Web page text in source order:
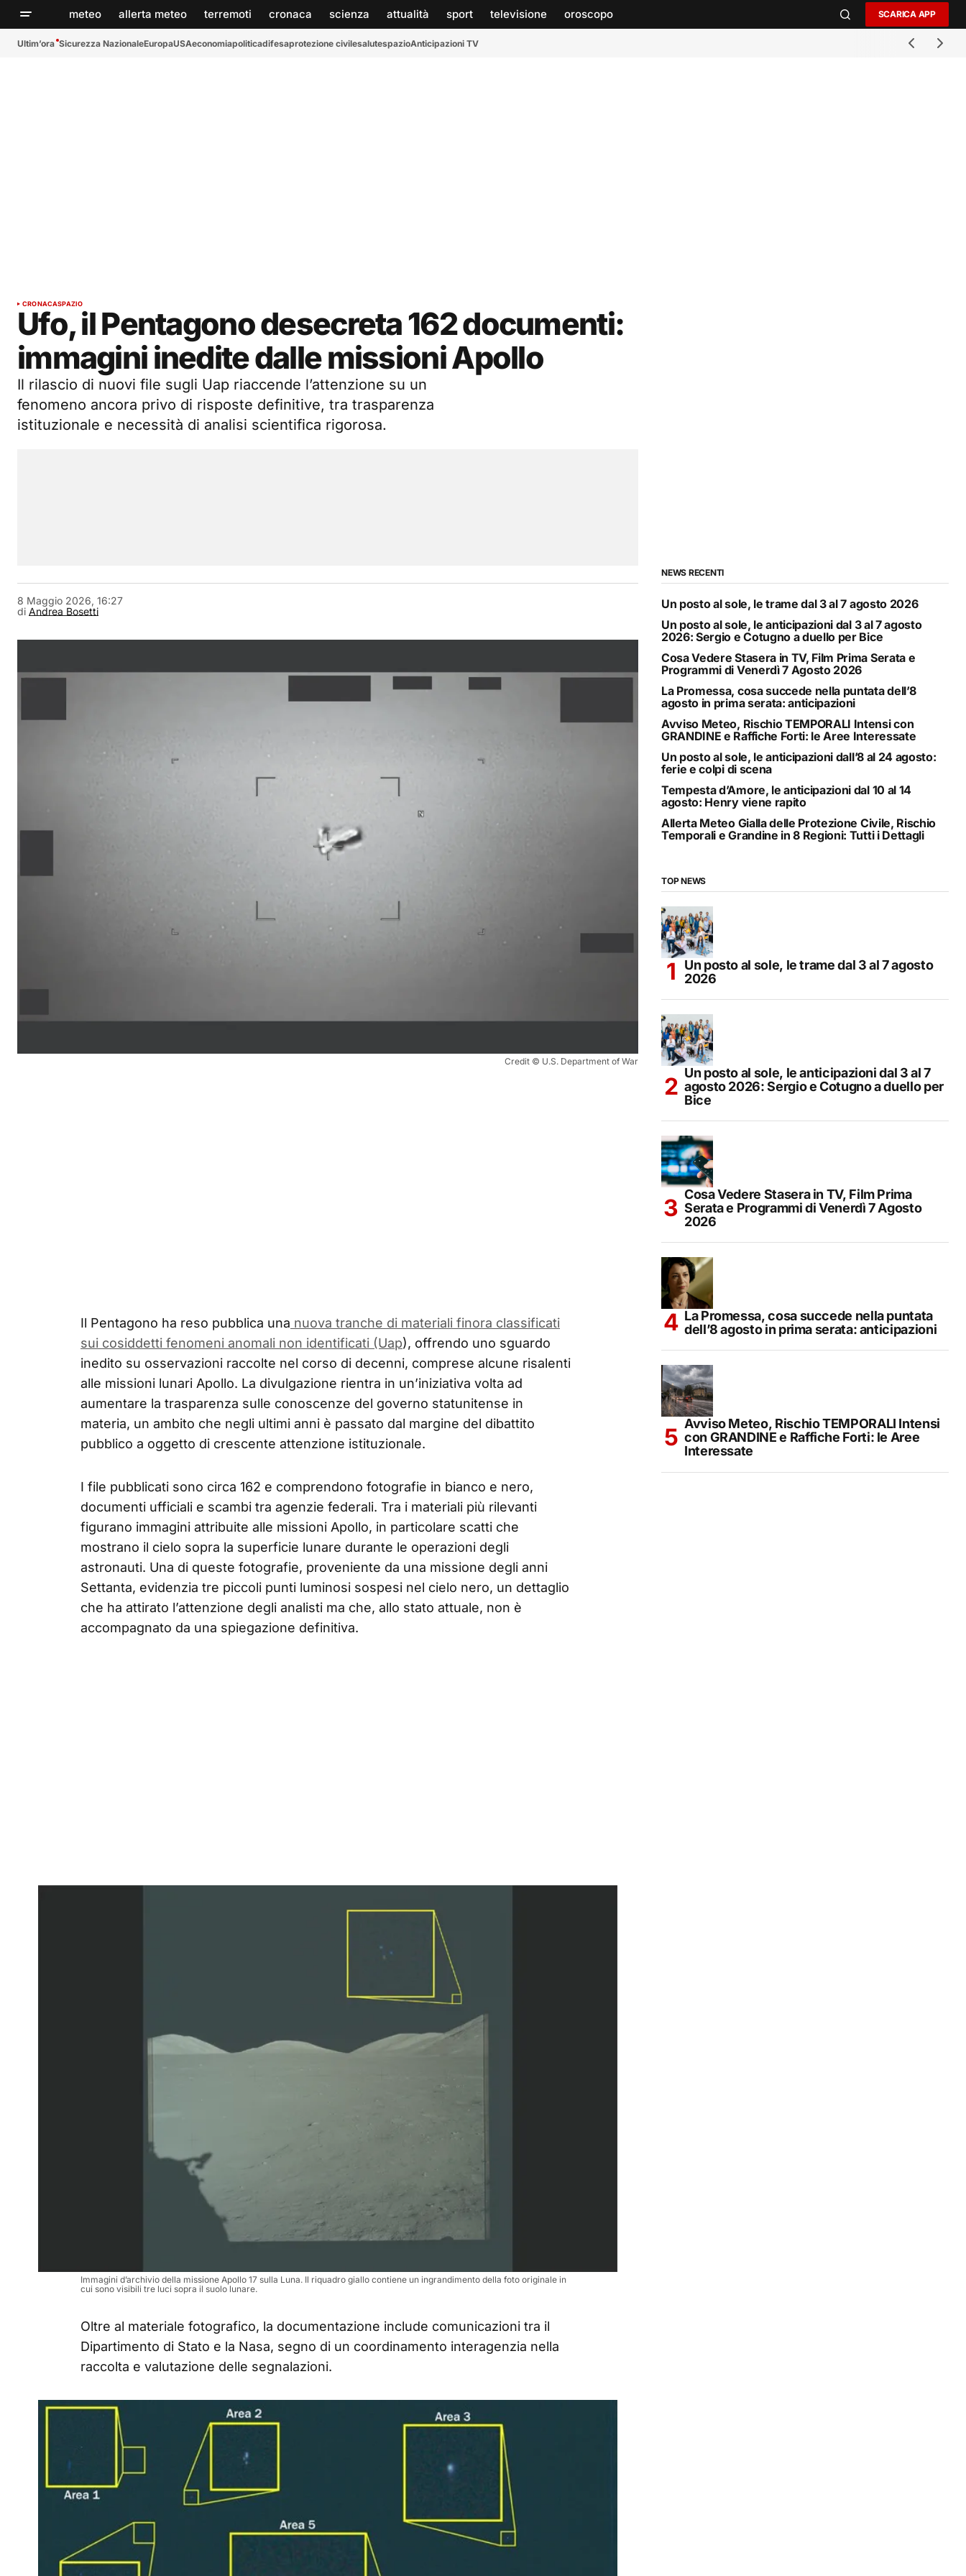
meteo allerta meteo terremoti cronaca scienza attualità sport televisione oroscopo SCARICA APP
Ultim’ora Sicurezza NazionaleEuropaUSAeconomiapoliticadifesaprotezione civilesalutespazioAnticipazioni TV
CRONACASPAZIO
Ufo, il Pentagono desecreta 162 documenti:
immagini inedite dalle missioni Apollo
Il rilascio di nuovi file sugli Uap riaccende l’attenzione su un
fenomeno ancora privo di risposte definitive, tra trasparenza
istituzionale e necessità di analisi scientifica rigorosa.
di Andrea Bosetti
8 Maggio 2026, 16:27
Credit © U.S. Department of War
Il Pentagono ha reso pubblica una nuova tranche di materiali finora classificati
sui cosiddetti fenomeni anomali non identificati (Uap), offrendo uno sguardo
inedito su osservazioni raccolte nel corso di decenni, comprese alcune risalenti
alle missioni lunari Apollo. La divulgazione rientra in un’iniziativa volta ad
aumentare la trasparenza sulle conoscenze del governo statunitense in
materia, un ambito che negli ultimi anni è passato dal margine del dibattito
pubblico a oggetto di crescente attenzione istituzionale.
I file pubblicati sono circa 162 e comprendono fotografie in bianco e nero,
documenti ufficiali e scambi tra agenzie federali. Tra i materiali più rilevanti
figurano immagini attribuite alle missioni Apollo, in particolare scatti che
mostrano il cielo sopra la superficie lunare durante le operazioni degli
astronauti. Una di queste fotografie, proveniente da una missione degli anni
Settanta, evidenzia tre piccoli punti luminosi sospesi nel cielo nero, un dettaglio
che ha attirato l’attenzione degli analisti ma che, allo stato attuale, non è
accompagnato da una spiegazione definitiva.
Immagini d’archivio della missione Apollo 17 sulla Luna. Il riquadro giallo contiene un ingrandimento della foto originale in
cui sono visibili tre luci sopra il suolo lunare.
Oltre al materiale fotografico, la documentazione include comunicazioni tra il
Dipartimento di Stato e la Nasa, segno di un coordinamento interagenzia nella
raccolta e valutazione delle segnalazioni.
NEWS RECENTI
Un posto al sole, le trame dal 3 al 7 agosto 2026
Un posto al sole, le anticipazioni dal 3 al 7 agosto
2026: Sergio e Cotugno a duello per Bice
Cosa Vedere Stasera in TV, Film Prima Serata e
Programmi di Venerdì 7 Agosto 2026
La Promessa, cosa succede nella puntata dell’8
agosto in prima serata: anticipazioni
Avviso Meteo, Rischio TEMPORALI Intensi con
GRANDINE e Raffiche Forti: le Aree Interessate
Un posto al sole, le anticipazioni dall’8 al 24 agosto:
ferie e colpi di scena
Tempesta d’Amore, le anticipazioni dal 10 al 14
agosto: Henry viene rapito
Allerta Meteo Gialla delle Protezione Civile, Rischio
Temporali e Grandine in 8 Regioni: Tutti i Dettagli
TOP NEWS
Un posto al sole, le trame dal 3 al 7 agosto
2026
Un posto al sole, le anticipazioni dal 3 al 7
agosto 2026: Sergio e Cotugno a duello per
Bice
Cosa Vedere Stasera in TV, Film Prima
Serata e Programmi di Venerdì 7 Agosto
2026
La Promessa, cosa succede nella puntata
dell’8 agosto in prima serata: anticipazioni
Avviso Meteo, Rischio TEMPORALI Intensi
con GRANDINE e Raffiche Forti: le Aree
Interessate